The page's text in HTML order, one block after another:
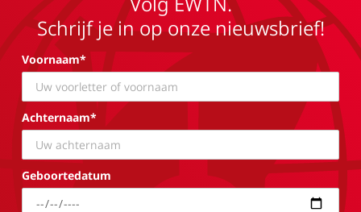
Schrijf je in op onze nieuwsbrief!
Voornaam*
Achternaam*
Geboortedatum